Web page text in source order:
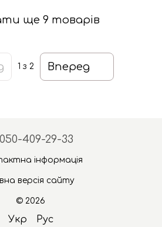
ще 9 товарів
1 з 2 Вперед
409-29-33
інформація
версія сайту
© 2026
Укр Рус